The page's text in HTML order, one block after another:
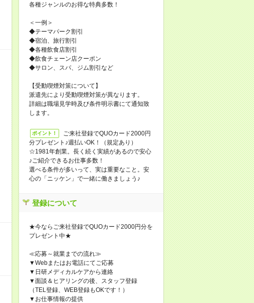
各種ジャンルのお得な特典多数！
＜一例＞
◆テーマパーク割引
◆宿泊、旅行割引
◆各種飲食店割引
◆飲食チェーン店クーポン
◆サロン、スパ、ジム割引など
【受動喫煙対策について】
派遣先により受動喫煙対策が異なります。
詳細は職場見学時及び条件明示書にて通知致
します。
ポイント！
ご来社登録でQUOカード2000円
分プレゼント♪週払いOK！（規定あり）
☆1981年創業。長く続く実績があるので安心
♪ご紹介できるお仕事多数！
選べる条件が多いって、実は重要なこと。安
心の「ニッケン」で一緒に働きましょう♪
登録について
★今ならご来社登録でQUOカード2000円分を
プレゼント中★
≪応募～就業までの流れ≫
▼Webまたはお電話にてご応募
▼日研メディカルケアから連絡
▼面談＆ヒアリングの後、スタッフ登録
（TEL登録、WEB登録もOKです！）
▼お仕事情報の提供